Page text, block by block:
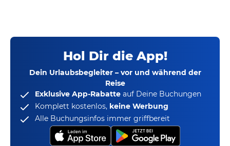
Hol Dir die App!
Dein Urlaubsbegleiter – vor und während der
Reise
Exklusive App-Rabatte auf Deine Buchungen
Komplett kostenlos, keine Werbung
Alle Buchungsinfos immer griffbereit